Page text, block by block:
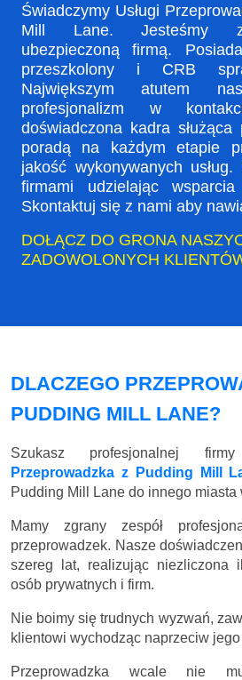
Świadczymy Usługi
Mill Lane. Jesteśmy
ubezpieczoną firmą.
przeszkolony i CRB
Największym atutem
profesjonalizm w
doświadczona kadra
poradą na każdym etapie
jakość wykonywanych usług.
firmami udzielając
Skontaktuj się z nami aby
DOŁĄCZ DO GRONA
ZADOWOLONYCH
DLACZEGO
PUDDING MILL LANE?
Szukasz profesjonalnej firmy
Przeprowadzka z Pudding Mill
Pudding Mill Lane do innego miasta
Mamy zgrany zespół
przeprowadzek. Nasze
szereg lat, realizując niezliczona
osób prywatnych i firm.
Nie boimy się trudnych wyzwań,
klientowi wychodząc naprzeciw
Przeprowadzka wcale nie